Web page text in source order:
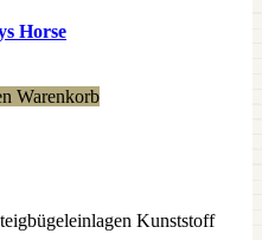
Horse
Warenkorb
Kunststoff